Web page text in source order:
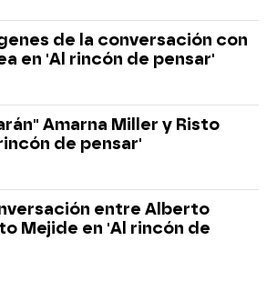
de la conversación con
en 'Al rincón de pensar'
Amarna Miller y Risto
de pensar'
entre Alberto
Mejide en 'Al rincón de